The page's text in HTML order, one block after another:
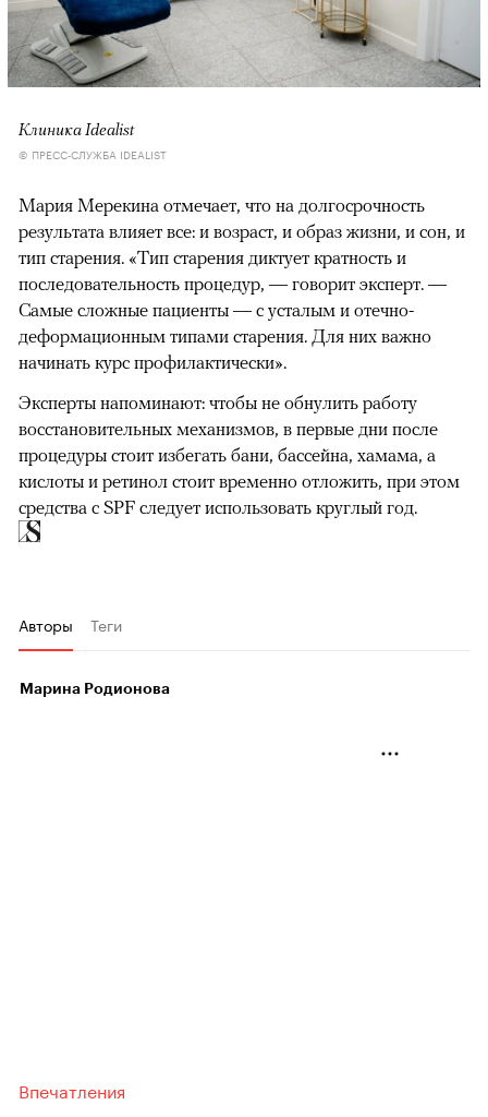
Клиника Idealist
© ПРЕСС-СЛУЖБА IDEALIST
Мария Мерекина отмечает, что на долгосрочность
результата влияет все: и возраст, и образ жизни, и сон, и
тип старения. «Тип старения диктует кратность и
последовательность процедур, — говорит эксперт. —
Самые сложные пациенты — с усталым и отечно-
деформационным типами старения. Для них важно
начинать курс профилактически».
Эксперты напоминают: чтобы не обнулить работу
восстановительных механизмов, в первые дни после
процедуры стоит избегать бани, бассейна, хамама, а
кислоты и ретинол стоит временно отложить, при этом
средства с SPF следует использовать круглый год.
Авторы Теги
Марина Родионова
Впечатления